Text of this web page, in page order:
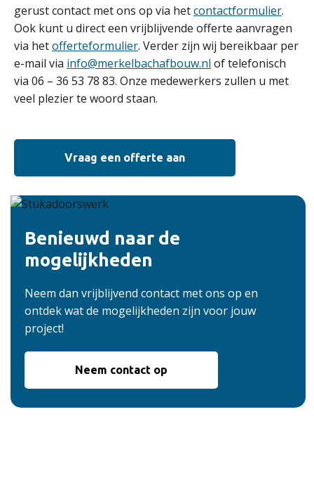
gerust contact met ons op via hetcontactformulier.
Ook kunt u direct een vrijblijvende offerte aanvragen
via hetofferteformulier. Verder zijn wij bereikbaar per
e-mail via info@merkelbachafbouw.nl of telefonisch
via 06 – 36 53 78 83. Onze medewerkers zullen u met
veel plezier te woord staan.
Vraag een offerte aan
Benieuwd naar de
mogelijkheden
Neem dan vrijblijvend contact met ons op en
ontdek wat de mogelijkheden zijn voor jouw
project!
Neem contact op